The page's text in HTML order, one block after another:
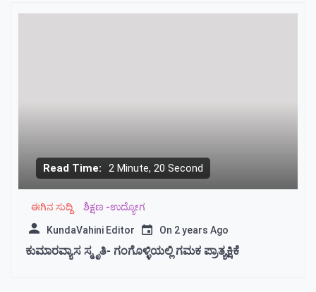
Read Time: 2 Minute, 20 Second
ಈಗಿನ ಸುದ್ದಿ ಶಿಕ್ಷಣ -ಉದ್ಯೋಗ
KundaVahini Editor On 2 years Ago
ಕುಮಾರವ್ಯಾಸ ಸ್ಮೃತಿ- ಗಂಗೊಳ್ಳಿಯಲ್ಲಿ ಗಮಕ ಪ್ರಾತ್ಯಕ್ಷಿಕೆ